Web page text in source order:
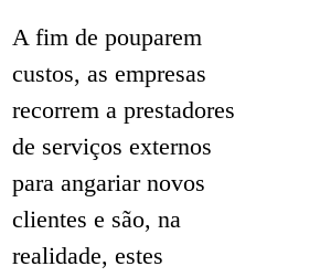
A fim de pouparem
custos, as empresas
recorrem a prestadores
de serviços externos
para angariar novos
clientes e são, na
realidade, estes